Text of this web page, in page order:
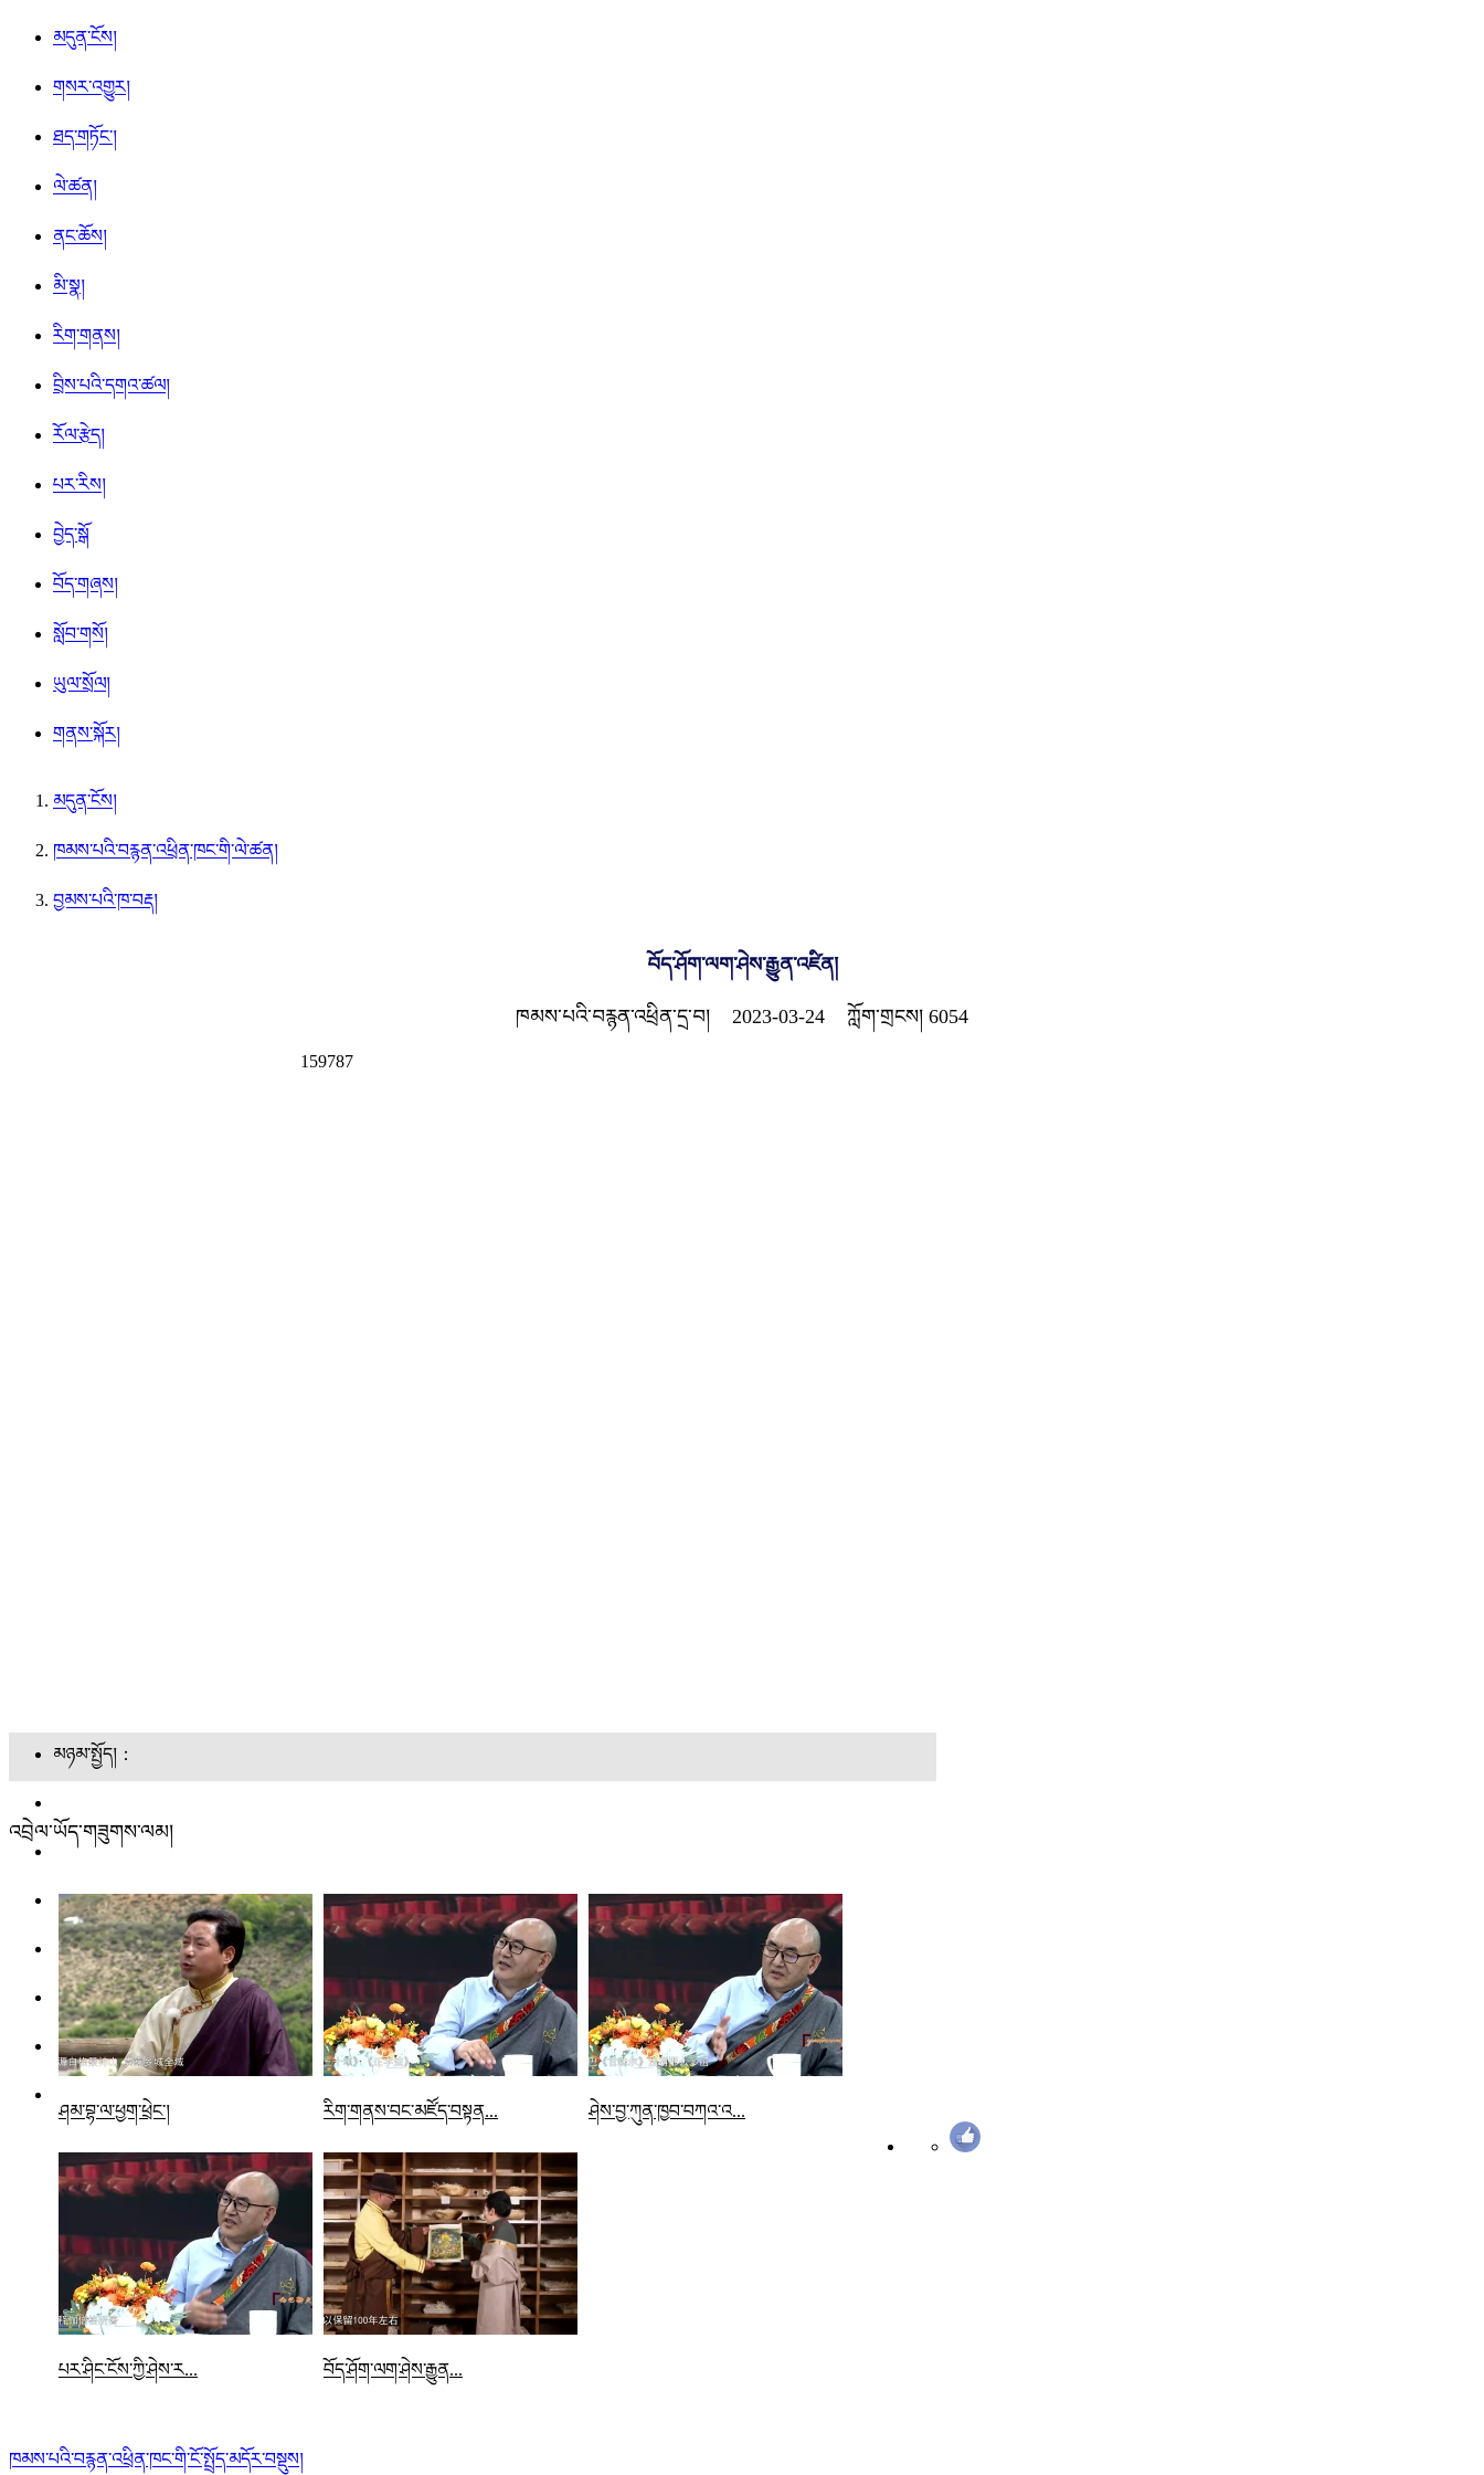
མདུན་ངོས།
གསར་འགྱུར།
ཐད་གཏོང་།
ལེ་ཚན།
ནང་ཆོས།
མི་སྣ།
རིག་གནས།
བྲིས་པའི་དགའ་ཚལ།
རོལ་རྩེད།
པར་རིས།
བྱེད་སྒོ
བོད་གཞས།
སློབ་གསོ།
ཡུལ་སྲོལ།
གནས་སྐོར།
མདུན་ངོས།
ཁམས་པའི་བརྙན་འཕྲིན་ཁང་གི་ལེ་ཚན།
བྱམས་པའི་ཁ་བརྡ།
བོད་ཤོག་ལག་ཤེས་རྒྱུན་འཛིན།
ཁམས་པའི་བརྙན་འཕྲིན་དྲ་བ། 2023-03-24 ཀློག་གྲངས། 6054
159787
མཉམ་སྤྱོད།：
འབྲེལ་ཡོད་གཟུགས་ལམ།
ཤམ་བྷ་ལ་ཕྱག་ཕྲེང་། རིག་གནས་བང་མཛོད་བསྟན... ཤེས་བྱ་ཀུན་ཁྱབ་བཀའ་འ...
པར་ཤིང་ངོས་ཀྱི་ཤེས་ར... བོད་ཤོག་ལག་ཤེས་རྒྱུན...
ཁམས་པའི་བརྙན་འཕྲིན་ཁང་གི་ངོ་སྤྲོད་མདོར་བསྡུས།